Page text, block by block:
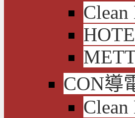
Clean
CON導
Clean